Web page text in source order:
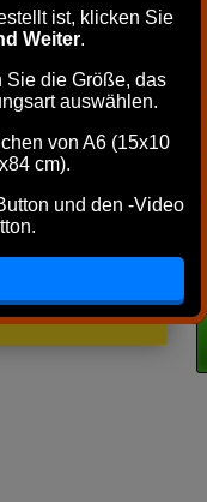
ist, klicken Sie
Weiter.
Sie die Größe, das
auswählen.
von A6 (15x10
cm).
und den -Video